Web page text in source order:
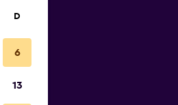
D
6
13